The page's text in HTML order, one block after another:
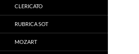
CLERICATO
RUBRICA SOT
MOZART